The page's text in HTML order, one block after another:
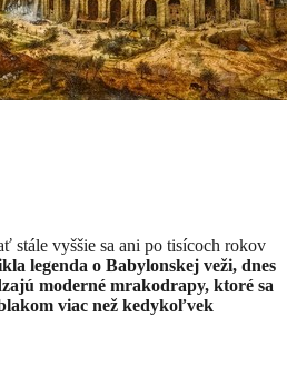
stále vyššie sa ani po tisícoch rokov
legenda o Babylonskej veži, dnes
moderné mrakodrapy, ktoré sa
viac než kedykoľvek